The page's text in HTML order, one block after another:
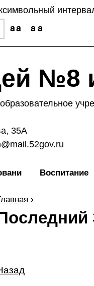
№8
35А
›
Воспитание